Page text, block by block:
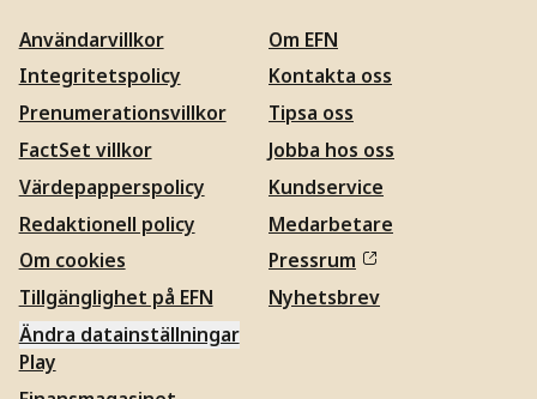
Användarvillkor
Integritetspolicy
Prenumerationsvillkor
FactSet villkor
Värdepapperspolicy
Redaktionell policy
Om cookies
Tillgänglighet på EFN
Ändra datainställningar
Om EFN
Kontakta oss
Tipsa oss
Jobba hos oss
Kundservice
Medarbetare
Pressrum
Nyhetsbrev
Play